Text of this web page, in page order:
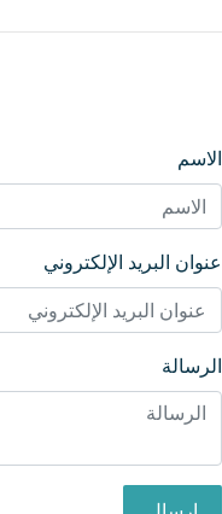
الاسم
عنوان البريد الإلكتروني
الرسالة